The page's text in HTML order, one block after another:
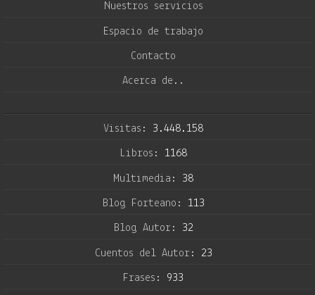
Nuestros servicios
Espacio de trabajo
Contacto
Acerca de..
Visitas: 3.448.158
Libros: 1168
Multimedia: 38
Blog Forteano: 113
Blog Autor: 32
Cuentos del Autor: 23
Frases: 933